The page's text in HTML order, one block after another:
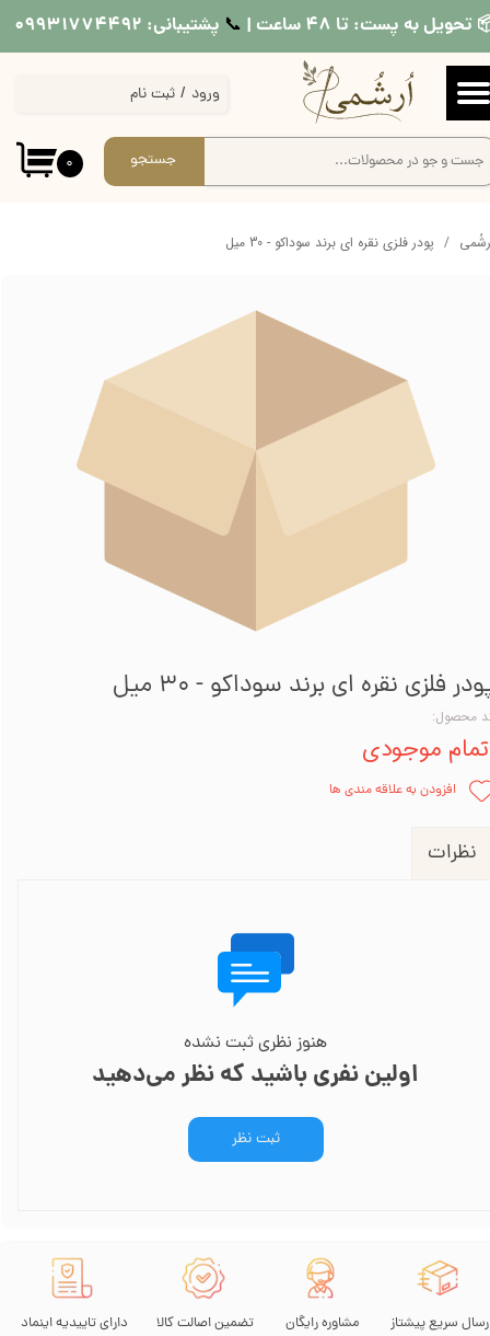
تحویل به پست: تا ۴۸ ساعت | 📞​​​​​​​ پشتیبانی: ۰۹۹۳۱۷۷۴۴۹۲
۰ جستجو
ورود / ثبت نام
حساب کاربری من
تغییر گذر واژه
سفارشات
پودر فلزی نقره ای برند سوداکو - 30 میل
فلزی نقره ای برند سوداکو - 30 میل
محصول:
موجودی
افزودن به علاقه مندی ها
نظرات
هنوز نظری ثبت نشده
اولین نفری باشید که نظر می‌دهید
ثبت نظر
تضمین اصالت کالا مشاوره رایگان سریع پیشتاز دارای تاییدیه اینماد